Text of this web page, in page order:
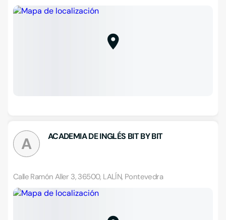
A ACADEMIA DE INGLÉS BIT BY BIT
Calle Ramón Aller 3, 36500, LALÍN, Pontevedra